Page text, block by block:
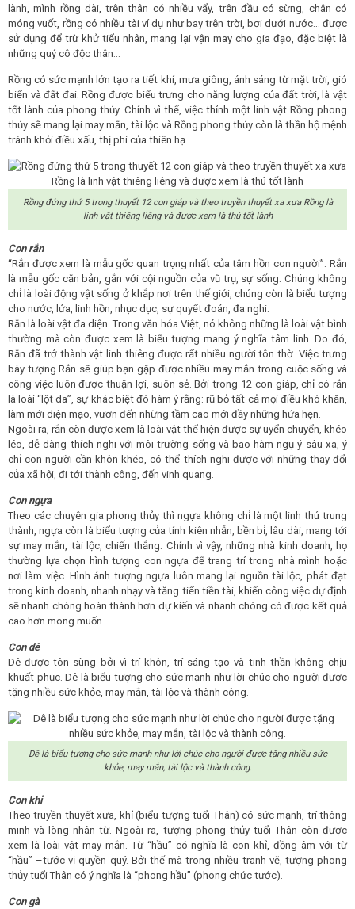
lành, mình rồng dài, trên thân có nhiều vẩy, trên đầu có sừng, chân có
móng vuốt, rồng có nhiều tài ví dụ như bay trên trời, bơi dưới nước… được
sử dụng để trừ khử tiểu nhân, mang lại vận may cho gia đạo, đặc biệt là
những quý cô độc thân…
Rồng có sức mạnh lớn tạo ra tiết khí, mưa giông, ánh sáng từ mặt trời, gió
biển và đất đai. Rồng được biểu trưng cho năng lượng của đất trời, là vật
tốt lành của phong thủy. Chính vì thế, việc thỉnh một linh vật Rồng phong
thủy sẽ mang lại may mắn, tài lộc và Rồng phong thủy còn là thần hộ mệnh
tránh khỏi điều xấu, thị phi của thiên hạ.
Rồng đứng thứ 5 trong thuyết 12 con giáp và theo truyền thuyết xa xưa Rồng là
linh vật thiêng liêng và được xem là thú tốt lành
Con rắn
“Rắn được xem là mẫu gốc quan trọng nhất của tâm hồn con người”. Rắn
là mẫu gốc căn bản, gắn với cội nguồn của vũ trụ, sự sống. Chúng không
chỉ là loài động vật sống ở khắp nơi trên thế giới, chúng còn là biểu tượng
cho nước, lửa, linh hồn, nhục dục, sự quyết đoán, đa nghi.
Rắn là loài vật đa diện. Trong văn hóa Việt, nó không những là loài vật bình
thường mà còn được xem là biểu tượng mang ý nghĩa tâm linh. Do đó,
Rắn đã trở thành vật linh thiêng được rất nhiều người tôn thờ. Việc trưng
bày tượng Rắn sẽ giúp bạn gặp được nhiều may mắn trong cuộc sống và
công việc luôn được thuận lợi, suôn sẻ. Bởi trong 12 con giáp, chỉ có rắn
là loài “lột da”, sự khác biệt đó hàm ý rằng: rũ bỏ tất cả mọi điều khó khăn,
làm mới diện mạo, vươn đến những tầm cao mới đầy những hứa hẹn.
Ngoài ra, rắn còn được xem là loài vật thể hiện được sự uyển chuyển, khéo
léo, dễ dàng thích nghi với môi trường sống và bao hàm ngụ ý sâu xa, ý
chỉ con người cần khôn khéo, có thể thích nghi được với những thay đổi
của xã hội, đi tới thành công, đến vinh quang.
Con ngựa
Theo các chuyên gia phong thủy thì ngựa không chỉ là một linh thú trung
thành, ngựa còn là biểu tượng của tính kiên nhẫn, bền bỉ, lâu dài, mang tới
sự may mắn, tài lộc, chiến thắng. Chính vì vậy, những nhà kinh doanh, họ
thường lựa chọn hình tượng con ngựa để trang trí trong nhà mình hoặc
nơi làm việc. Hình ảnh tượng ngựa luôn mang lại nguồn tài lộc, phát đạt
trong kinh doanh, nhanh nhạy và tăng tiến tiền tài, khiến công việc dự định
sẽ nhanh chóng hoàn thành hơn dự kiến và nhanh chóng có được kết quả
cao hơn mong muốn.
Con dê
Dê được tôn sùng bởi vì trí khôn, trí sáng tạo và tinh thần không chịu
khuất phục. Dê là biểu tượng cho sức mạnh như lời chúc cho người được
tặng nhiều sức khỏe, may mắn, tài lộc và thành công.
Dê là biểu tượng cho sức mạnh như lời chúc cho người được tặng nhiều sức
khỏe, may mắn, tài lộc và thành công.
Con khỉ
Theo truyền thuyết xưa, khỉ (biểu tượng tuổi Thân) có sức mạnh, trí thông
minh và lòng nhân từ. Ngoài ra, tượng phong thủy tuổi Thân còn được
xem là loài vật may mắn. Từ “hầu” có nghĩa là con khỉ, đồng âm với từ
“hầu” –tước vị quyền quý. Bởi thế mà trong nhiều tranh vẽ, tượng phong
thủy tuổi Thân có ý nghĩa là “phong hầu” (phong chức tước).
Con gà